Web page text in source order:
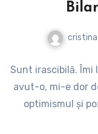
cristina
Sunt irascibilă. Îmi
avut-o, mi-e dor
optimismul și